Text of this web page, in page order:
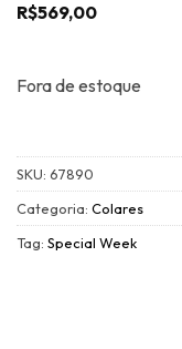
R$569,00
Fora de estoque
SKU: 67890
Categoria: Colares
Tag: Special Week